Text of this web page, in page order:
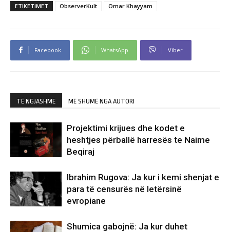
ETIKETIMET ObserverKult Omar Khayyam
Facebook WhatsApp Viber
TË NGJASHME MË SHUMË NGA AUTORI
Projektimi krijues dhe kodet e
heshtjes përballë harresës te Naime
Beqiraj
Ibrahim Rugova: Ja kur i kemi shenjat e
para të censurës në letërsinë
evropiane
Shumica gabojnë: Ja kur duhet